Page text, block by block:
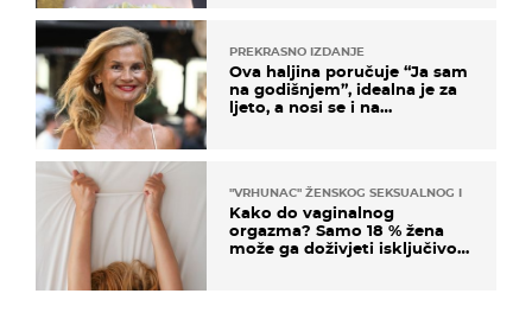
PREKRASNO IZDANJE
Ova haljina poručuje “Ja sam
na godišnjem”, idealna je za
ljeto, a nosi se i na
"VRHUNAC" ŽENSKOG SEKSUALNOG ISKUSTVA
Kako do vaginalnog
orgazma? Samo 18 % žena
može ga doživjeti isključivo